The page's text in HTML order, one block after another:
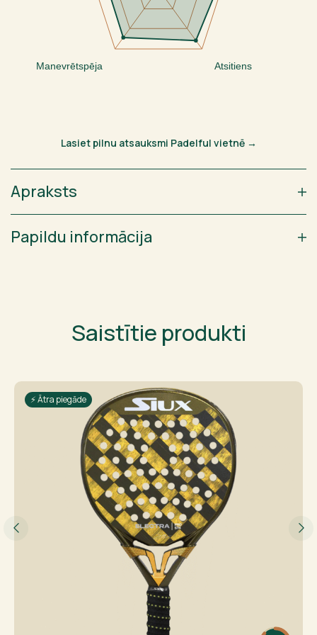
Atsitiens
Manevrētspēja
Lasiet pilnu atsauksmi Padelful vietnē →
Apraksts
Papildu informācija
Saistītie produkti
⚡ Ātra piegāde